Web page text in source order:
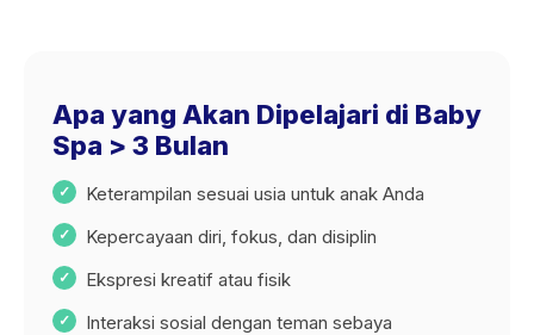
Apa yang Akan Dipelajari di Baby
Spa > 3 Bulan
Keterampilan sesuai usia untuk anak Anda
Kepercayaan diri, fokus, dan disiplin
Ekspresi kreatif atau fisik
Interaksi sosial dengan teman sebaya